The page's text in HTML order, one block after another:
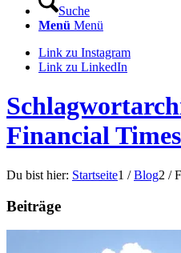
Suche
Menü Menü
Link zu Instagram
Link zu LinkedIn
Financial
Du bist hier: Startseite1 / Blog2 /
Beiträge